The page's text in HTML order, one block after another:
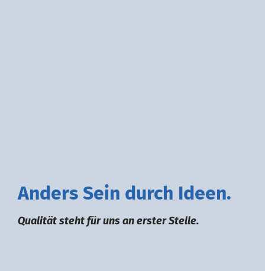
Anders Sein durch deen.
Qualität steht für uns an erster Stelle.